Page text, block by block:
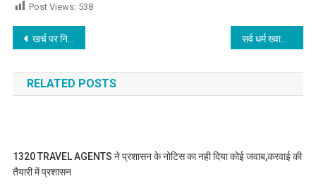
Post Views: 538
Post navigation
खर्च पर नियंत्रण बढ़ाएंगे,लेनदेन पर ध्यान रखें,विदेश यात्रा की रहेगी संभावना,पढ़े आज का राशिफल सर्व धर्म ख्वाजा मंदिर में मौला ग़ाज़ी अब्बास का प्रकाश पर्व धूमधाम से मनाया,पढ़े
RELATED POSTS
1320 TRAVEL AGENTS ने प्रशासन के नोटिस का नही दिया कोई जवाब,करवाई की
तैयारी में प्रशासन